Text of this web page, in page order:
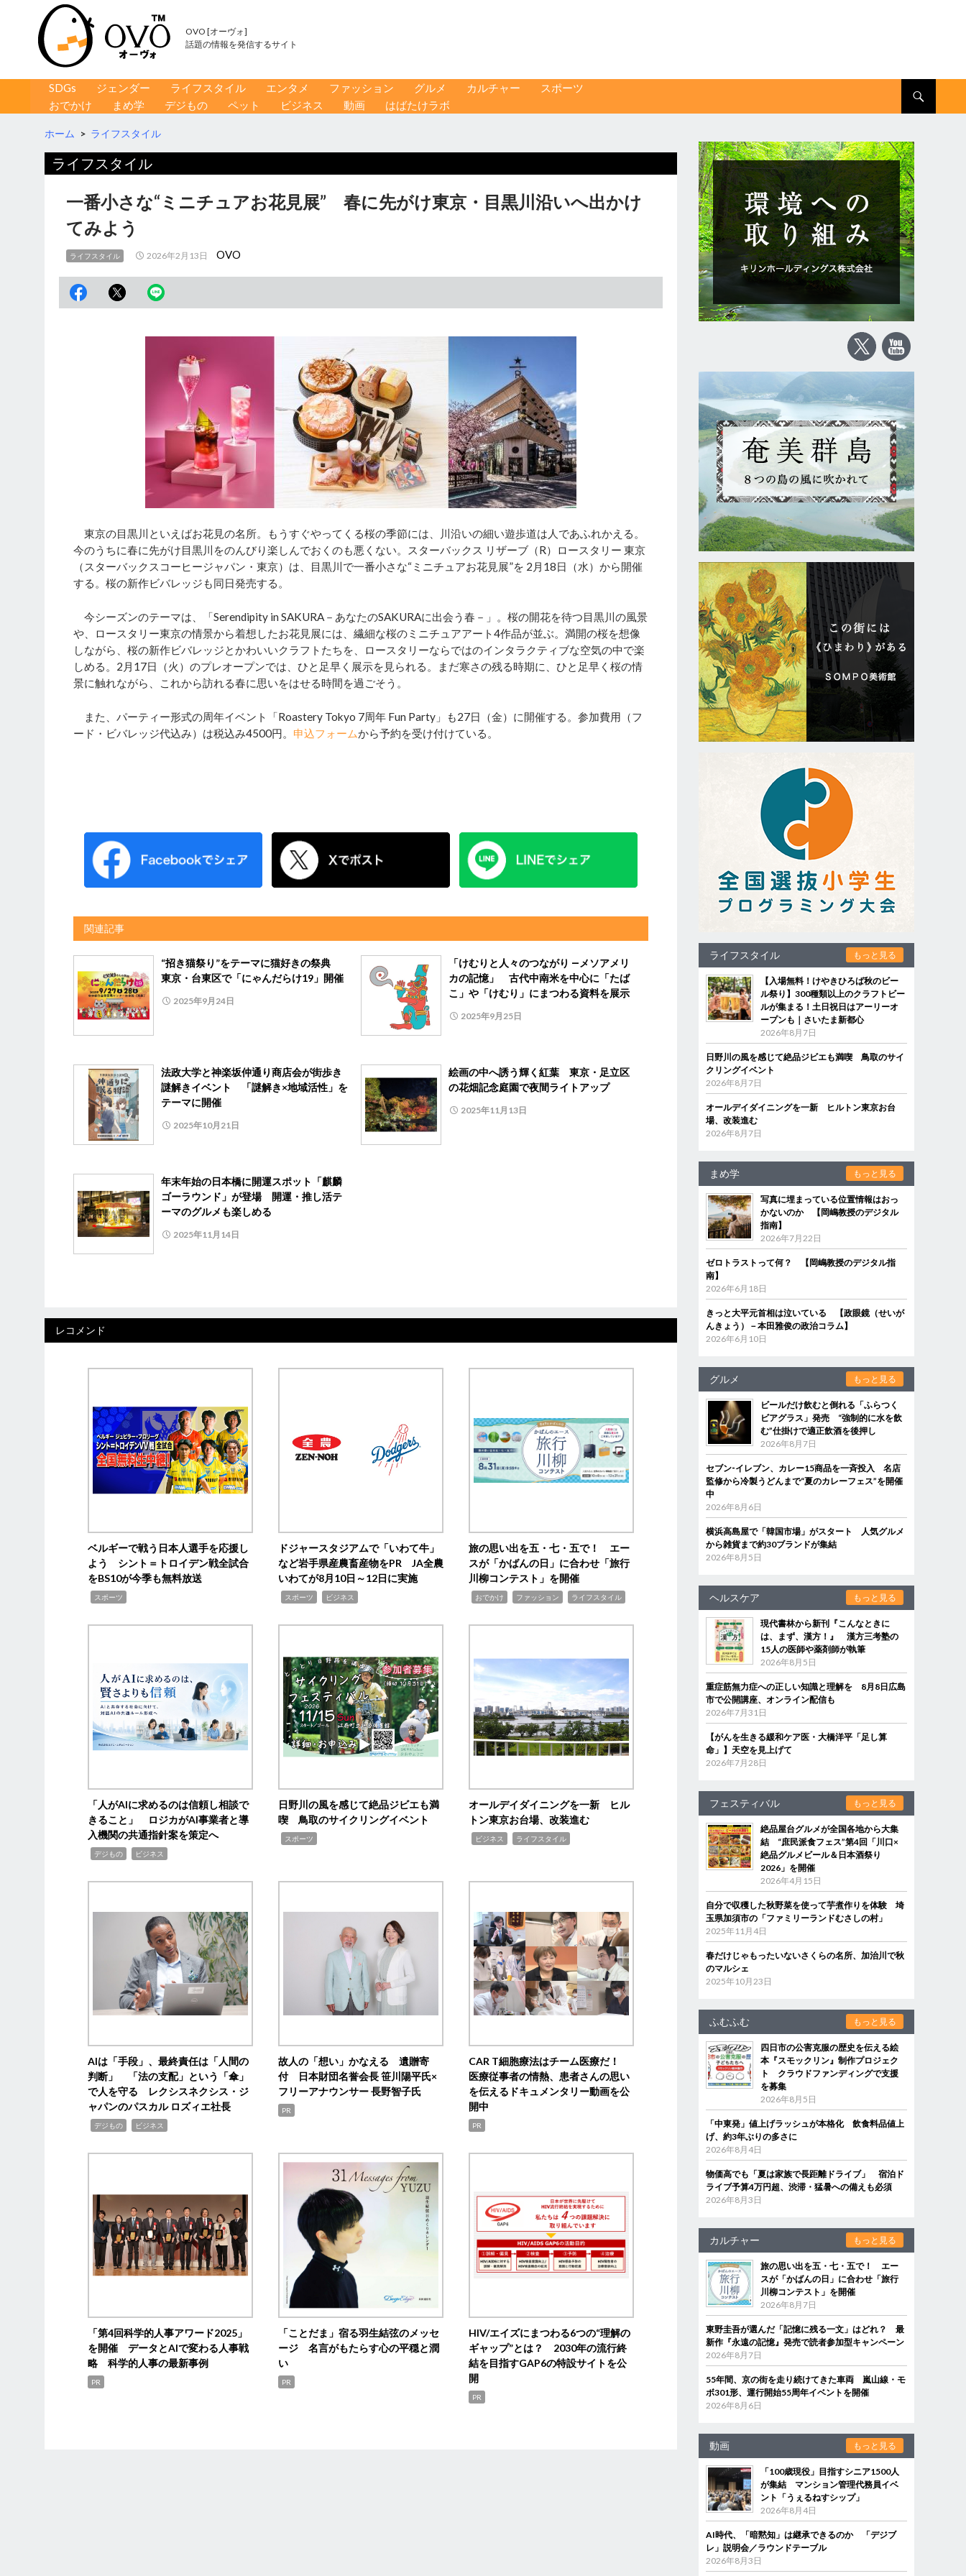
OVO [オーヴォ]
話題の情報を発信するサイト
コンテンツへ移動
SDGs ジェンダー ライフスタイル エンタメ ファッション グルメ カルチャー
スポーツ
おでかけ
まめ学 デジもの ペット ビジネス 動画 はばたけラボ
ホーム > ライフスタイル
ライフスタイル
一番小さな“ミニチュアお花見展” 春に先がけ東京・目黒川沿いへ出かけ
てみよう
ライフスタイル 2026年2月13日 OVO
東京の目黒川といえばお花見の名所。もうすぐやってくる桜の季節には、川沿いの細い遊歩道は人であふれかえる。
今のうちに春に先がけ目黒川をのんびり楽しんでおくのも悪くない。スターバックス リザーブ（R）ロースタリー 東京
（スターバックスコーヒージャパン・東京）は、目黒川で一番小さな“ミニチュアお花見展”を 2月18日（水）から開催
する。桜の新作ビバレッジも同日発売する。
今シーズンのテーマは、「Serendipity in SAKURA－あなたのSAKURAに出会う春－」。桜の開花を待つ目黒川の風景
や、ロースタリー東京の情景から着想したお花見展には、繊細な桜のミニチュアアート4作品が並ぶ。満開の桜を想像
しながら、桜の新作ビバレッジとかわいいクラフトたちを、ロースタリーならではのインタラクティブな空気の中で楽
しめる。2月17日（火）のプレオープンでは、ひと足早く展示を見られる。まだ寒さの残る時期に、ひと足早く桜の情
景に触れながら、これから訪れる春に思いをはせる時間を過ごそう。
また、パーティー形式の周年イベント「Roastery Tokyo 7周年 Fun Party」も27日（金）に開催する。参加費用（フ
ード・ビバレッジ代込み）は税込み4500円。 申込フォームから予約を受け付けている。
関連記事
“招き猫祭り”をテーマに猫好きの祭典
東京・台東区で「にゃんだらけ19」開催
2025年9月24日
「けむりと人々のつながり ―メソアメリ
カの記憶」 古代中南米を中心に「たば
こ」や「けむり」にまつわる資料を展示
2025年9月25日
法政大学と神楽坂仲通り商店会が街歩き
謎解きイベント 「謎解き×地域活性」を
テーマに開催
2025年10月21日
絵画の中へ誘う輝く紅葉 東京・足立区
の花畑記念庭園で夜間ライトアップ
2025年11月13日
年末年始の日本橋に開運スポット「麒麟
ゴーラウンド」が登場 開運・推し活テ
ーマのグルメも楽しめる
2025年11月14日
レコメンド
ベルギーで戦う日本人選手を応援し
よう シント＝トロイデン戦全試合
をBS10が今季も無料放送
スポーツ
ドジャースタジアムで「いわて牛」
など岩手県産農畜産物をPR JA全農
いわてが8月10日～12日に実施
スポーツ ビジネス
旅の思い出を五・七・五で！ エー
スが「かばんの日」に合わせ「旅行
川柳コンテスト」を開催
おでかけ ファッション ライフスタイル
「人がAIに求めるのは信頼し相談で
きること」 ロジカがAI事業者と導
入機関の共通指針案を策定へ
デジもの ビジネス
日野川の風を感じて絶品ジビエも満
喫 鳥取のサイクリングイベント
スポーツ
オールデイダイニングを一新 ヒル
トン東京お台場、改装進む
ビジネス ライフスタイル
AIは「手段」、最終責任は「人間の
判断」 「法の支配」という「傘」
で人を守る レクシスネクシス・ジ
ャパンのパスカル ロズィエ社長
デジもの ビジネス
故人の「想い」かなえる 遺贈寄
付 日本財団名誉会長 笹川陽平氏×
フリーアナウンサー 長野智子氏
PR
CAR T細胞療法はチーム医療だ！
医療従事者の情熱、患者さんの思い
を伝えるドキュメンタリー動画を公
開中
PR
「第4回科学的人事アワード2025」
を開催 データとAIで変わる人事戦
略 科学的人事の最新事例
PR
「ことだま」宿る羽生結弦のメッセ
ージ 名言がもたらす心の平穏と潤
い
PR
HIV/エイズにまつわる6つの“理解の
ギャップ”とは？ 2030年の流行終
結を目指すGAP6の特設サイトを公
開
PR
ライフスタイル もっと見る
【入場無料！けやきひろば秋のビー
ル祭り】300種類以上のクラフトビー
ルが集まる！土日祝日はアーリーオ
ープンも｜さいたま新都心
2026年8月7日
日野川の風を感じて絶品ジビエも満喫 鳥取のサイ
クリングイベント
2026年8月7日
オールデイダイニングを一新 ヒルトン東京お台
場、改装進む
2026年8月7日
まめ学 もっと見る
写真に埋まっている位置情報はおっ
かないのか 【岡嶋教授のデジタル
指南】
2026年7月22日
ゼロトラストって何？ 【岡嶋教授のデジタル指
南】
2026年6月18日
きっと大平元首相は泣いている 【政眼鏡（せいが
んきょう）－本田雅俊の政治コラム】
2026年6月10日
グルメ もっと見る
ビールだけ飲むと倒れる「ふらつく
ビアグラス」発売 “強制的に水を飲
む”仕掛けで適正飲酒を後押し
2026年8月7日
セブン‐イレブン、カレー15商品を一斉投入 名店
監修から冷製うどんまで“夏のカレーフェス”を開催
中
2026年8月6日
横浜高島屋で「韓国市場」がスタート 人気グルメ
から雑貨まで約30ブランドが集結
2026年8月5日
ヘルスケア もっと見る
現代書林から新刊『こんなときに
は、まず、漢方！』 漢方三考塾の
15人の医師や薬剤師が執筆
2026年8月5日
重症筋無力症への正しい知識と理解を 8月8日広島
市で公開講座、オンライン配信も
2026年7月31日
【がんを生きる緩和ケア医・大橋洋平「足し算
命」】天空を見上げて
2026年7月28日
フェスティバル もっと見る
絶品屋台グルメが全国各地から大集
結 “庶民派食フェス”第4回「川口×
絶品グルメビール＆日本酒祭り
2026」を開催
2026年4月15日
自分で収穫した秋野菜を使って芋煮作りを体験 埼
玉県加須市の「ファミリーランドむさしの村」
2025年11月4日
春だけじゃもったいないさくらの名所、加治川で秋
のマルシェ
2025年10月23日
ふむふむ もっと見る
四日市の公害克服の歴史を伝える絵
本『スモックリン』制作プロジェク
ト クラウドファンディングで支援
を募集
2026年8月5日
「中東発」値上げラッシュが本格化 飲食料品値上
げ、約3年ぶりの多さに
2026年8月4日
物価高でも「夏は家族で長距離ドライブ」 宿泊ド
ライブ予算4万円超、渋滞・猛暑への備えも必須
2026年8月3日
カルチャー もっと見る
旅の思い出を五・七・五で！ エー
スが「かばんの日」に合わせ「旅行
川柳コンテスト」を開催
2026年8月7日
東野圭吾が選んだ「記憶に残る一文」はどれ？ 最
新作『永遠の記憶』発売で読者参加型キャンペーン
2026年8月7日
55年間、京の街を走り続けてきた車両 嵐山線・モ
ボ301形、運行開始55周年イベントを開催
2026年8月6日
動画 もっと見る
「100歳現役」目指すシニア1500人
が集結 マンション管理代務員イベ
ント「うぇるねすシップ」
2026年8月4日
AI時代、「暗黙知」は継承できるのか 「デジブ
レ」説明会／ラウンドテーブル
2026年8月3日